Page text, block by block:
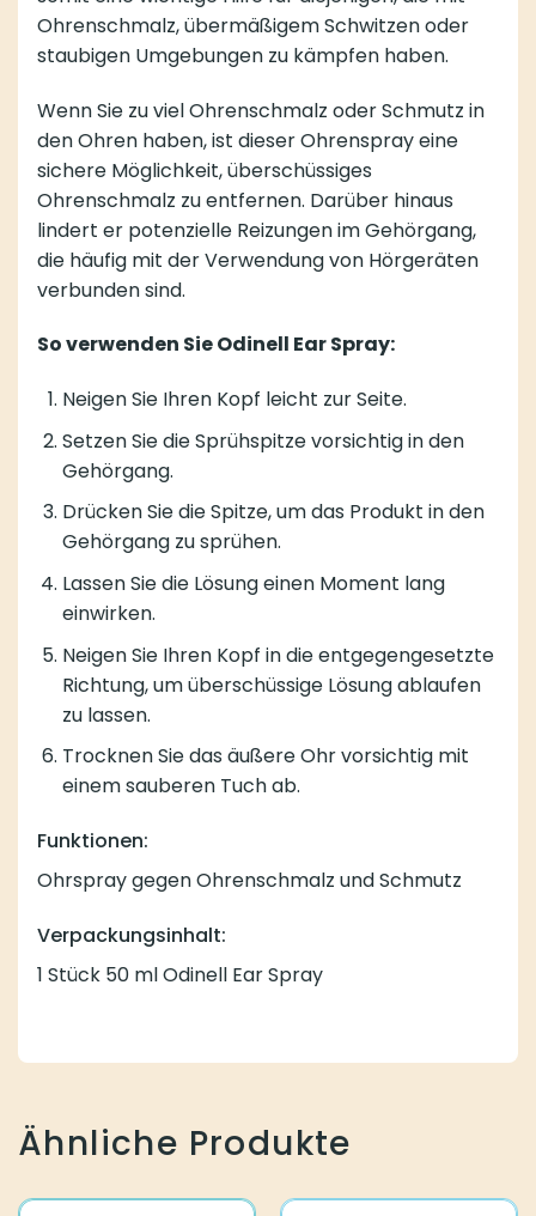
Ohrenschmalz, übermäßigem Schwitzen oder
staubigen Umgebungen zu kämpfen haben.
Wenn Sie zu viel Ohrenschmalz oder Schmutz in
den Ohren haben, ist dieser Ohrenspray eine
sichere Möglichkeit, überschüssiges
Ohrenschmalz zu entfernen. Darüber hinaus
lindert er potenzielle Reizungen im Gehörgang,
die häufig mit der Verwendung von Hörgeräten
verbunden sind.
So verwenden Sie Odinell Ear Spray:
Neigen Sie Ihren Kopf leicht zur Seite.
Setzen Sie die Sprühspitze vorsichtig in den
Gehörgang.
Drücken Sie die Spitze, um das Produkt in den
Gehörgang zu sprühen.
Lassen Sie die Lösung einen Moment lang
einwirken.
Neigen Sie Ihren Kopf in die entgegengesetzte
Richtung, um überschüssige Lösung ablaufen
zu lassen.
Trocknen Sie das äußere Ohr vorsichtig mit
einem sauberen Tuch ab.
Funktionen:
Ohrspray gegen Ohrenschmalz und Schmutz
Verpackungsinhalt:
1 Stück 50 ml Odinell Ear Spray
Ähnliche Produkte